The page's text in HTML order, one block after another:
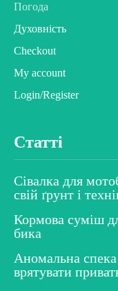
Погода
Духовність
Checkout
My account
Login/Register
Статті
Сівалка для
свій ґрунт і
Кормова суміш
бика
Аномальна
врятувати